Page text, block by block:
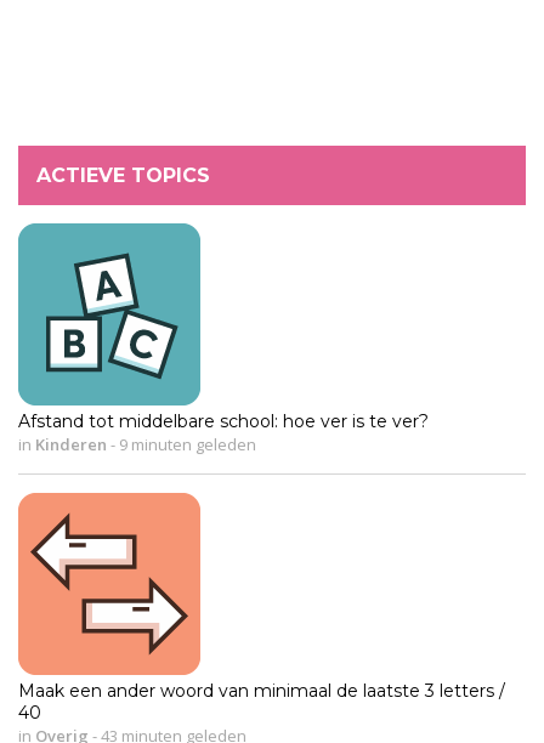
ACTIEVE TOPICS
Afstand tot middelbare school: hoe ver is te ver?
in Kinderen - 9 minuten geleden
Maak een ander woord van minimaal de laatste 3 letters /
40
in Overig -43 minuten geleden